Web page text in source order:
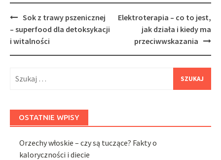
Post
navigation
Sok z trawy pszenicznej
– superfood dla detoksykacji
i witalności
Elektroterapia – co to jest,
jak działa i kiedy ma
przeciwwskazania
OSTATNIE WPISY
Orzechy włoskie – czy są tuczące? Fakty o
kaloryczności i diecie